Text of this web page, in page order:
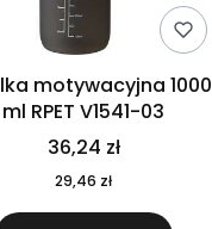
motywacyjna 1000
ml RPET V1541-03
36,24 zł
29,46 zł